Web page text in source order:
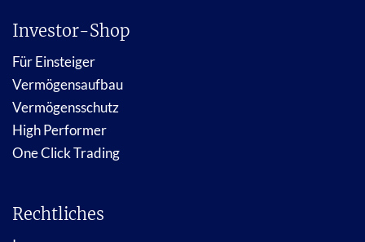
Investor-Shop
Für Einsteiger
Vermögensaufbau
Vermögensschutz
High Performer
One Click Trading
Rechtliches